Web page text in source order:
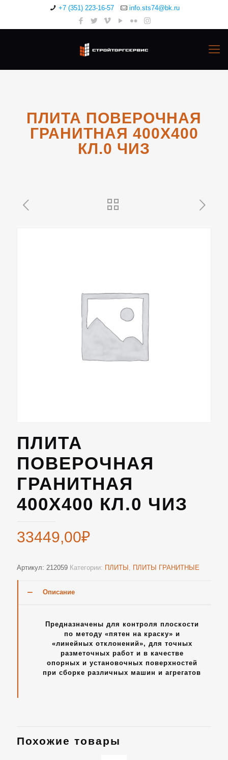
+7 (351) 223-16-57 info.sts74@bk.ru
ПЛИТА ПОВЕРОЧНАЯ
ГРАНИТНАЯ 400Х400
КЛ.0 ЧИЗ
ПЛИТА
ПОВЕРОЧНАЯ
ГРАНИТНАЯ
400Х400 КЛ.0 ЧИЗ
33449,00₽
Артикул: 212059 Категории: ПЛИТЫ , ПЛИТЫ ГРАНИТНЫЕ
Описание
Предназначены для контроля плоскости
по методу «пятен на краску» и
«линейных отклонений», для точных
разметочных работ и в качестве
опорных и установочных поверхностей
при сборке различных машин и агрегатов
Похожие товары